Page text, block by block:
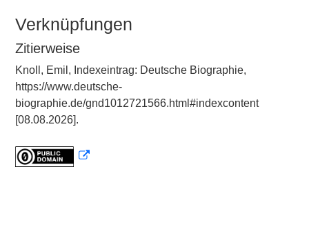
Verknüpfungen
Zitierweise
Knoll, Emil, Indexeintrag: Deutsche Biographie,
https://www.deutsche-
biographie.de/gnd1012721566.html#indexcontent
[08.08.2026].